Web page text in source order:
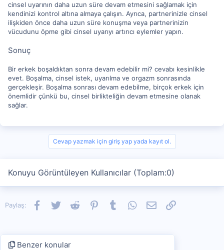
cinsel uyarının daha uzun süre devam etmesini sağlamak için
kendinizi kontrol altına almaya çalışın. Ayrıca, partnerinizle cinsel
ilişkiden önce daha uzun süre konuşma veya partnerinizin
vücudunu öpme gibi cinsel uyarıyı artırıcı eylemler yapın.
Sonuç
Bir erkek boşaldıktan sonra devam edebilir mi? cevabı kesinlikle
evet. Boşalma, cinsel istek, uyarılma ve orgazm sonrasında
gerçekleşir. Boşalma sonrası devam edebilme, birçok erkek için
önemlidir çünkü bu, cinsel birlikteliğin devam etmesine olanak
sağlar.
Cevap yazmak için giriş yap yada kayıt ol.
Konuyu Görüntüleyen Kullanıcılar (Toplam:0)
Paylaş: Facebook
TwitterReddit PinterestTumblrWhatsApp
E-postaLink
Benzer konular